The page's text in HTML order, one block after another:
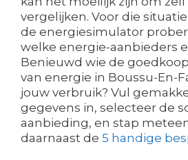
vergelijken. Voor die
de energiesimulator
welke energie-aanbieders
Benieuwd wie de
van energie in Boussu-En-
jouw verbruik? Vul
gegevens in, selecteer de
aanbieding, en stap
daarnaast de 5 handige